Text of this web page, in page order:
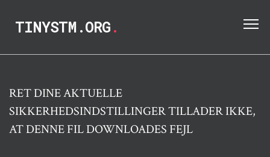
TINYSTM.ORG.
RET DINE AKTUELLE
SIKKERHEDSINDSTILLINGER TILLADER IKKE,
AT DENNE FIL DOWNLOADES FEJL